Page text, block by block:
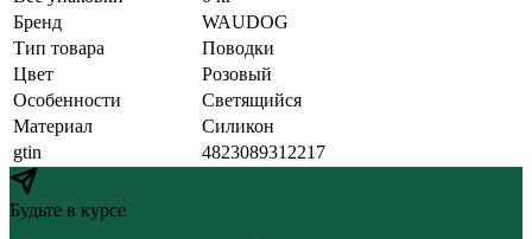
Бренд
WAUDOG
Тип товара
Поводки
Цвет
Розовый
Особенности
Светящийся
Материал
Силикон
gtin
4823089312217
Будьте в курсе